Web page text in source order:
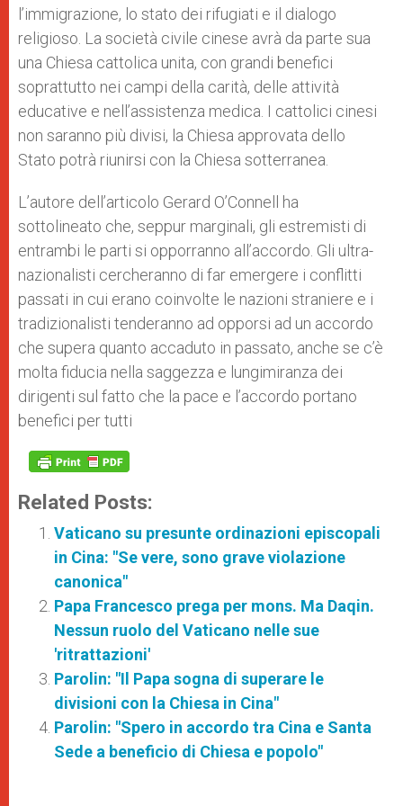
l’immigrazione, lo stato dei rifugiati e il dialogo
religioso. La società civile cinese avrà da parte sua
una Chiesa cattolica unita, con grandi benefici
soprattutto nei campi della carità, delle attività
educative e nell’assistenza medica. I cattolici cinesi
non saranno più divisi, la Chiesa approvata dello
Stato potrà riunirsi con la Chiesa sotterranea.
L’autore dell’articolo Gerard O’Connell ha
sottolineato che, seppur marginali, gli estremisti di
entrambi le parti si opporranno all’accordo. Gli ultra-
nazionalisti cercheranno di far emergere i conflitti
passati in cui erano coinvolte le nazioni straniere e i
tradizionalisti tenderanno ad opporsi ad un accordo
che supera quanto accaduto in passato, anche se c’è
molta fiducia nella saggezza e lungimiranza dei
dirigenti sul fatto che la pace e l’accordo portano
benefici per tutti
Related Posts:
Vaticano su presunte ordinazioni episcopali
in Cina: "Se vere, sono grave violazione
canonica"
Papa Francesco prega per mons. Ma Daqin.
Nessun ruolo del Vaticano nelle sue
'ritrattazioni'
Parolin: "Il Papa sogna di superare le
divisioni con la Chiesa in Cina"
Parolin: "Spero in accordo tra Cina e Santa
Sede a beneficio di Chiesa e popolo"